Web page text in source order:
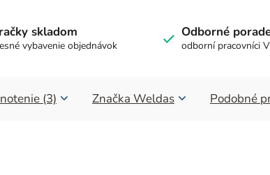
skladom
vybavenie objednávok
Odborné
odborní pracovníci
(3) Značka Weldas Podobné